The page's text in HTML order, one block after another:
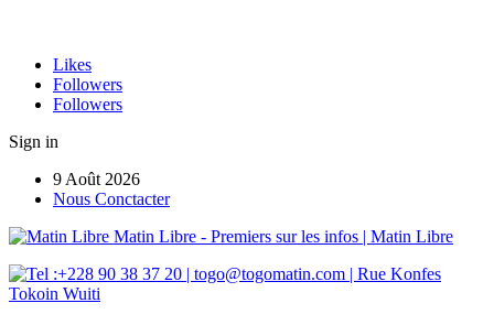
Likes
Followers
Followers
Sign in
9 Août 2026
Nous Conctacter
Matin Libre - Premiers sur les infos | Matin Libre